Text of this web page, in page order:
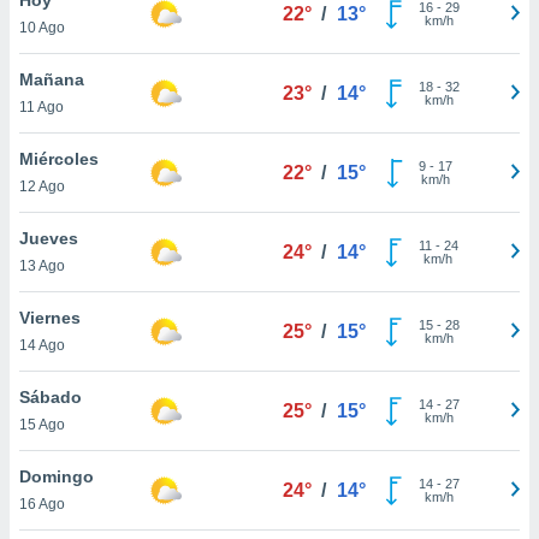
en
más
nuestra
de
cookies
aceptar
10 Ago
22° / 13° 16- 29
km/h
Mañana
11 Ago
23° / 14° 18- 32
km/h
Miércoles
12 Ago
22° / 15° 9- 17
km/h
Jueves
13 Ago
24° / 14° 11 - 24
km/h
Viernes
14 Ago
25° / 15° 15- 28
km/h
Sábado
15 Ago
25° / 15° 14- 27
km/h
Domingo
16 Ago
24° / 14° 14- 27
km/h